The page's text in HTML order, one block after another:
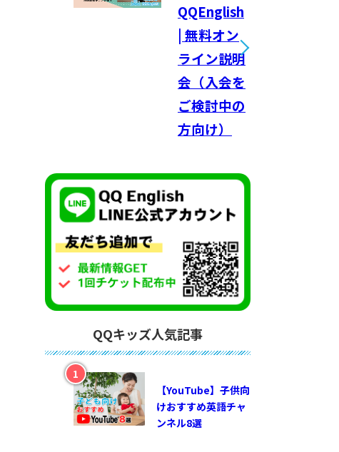
QQEnglish
| 無料オン
ライン説明
会（入会を
ご検討中の
方向け）
QQキッズ人気記事
【YouTube】子供向
けおすすめ英語チャ
ンネル8選